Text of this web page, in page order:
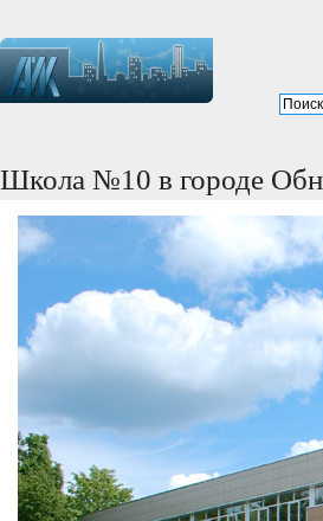
Школа №10 в городе